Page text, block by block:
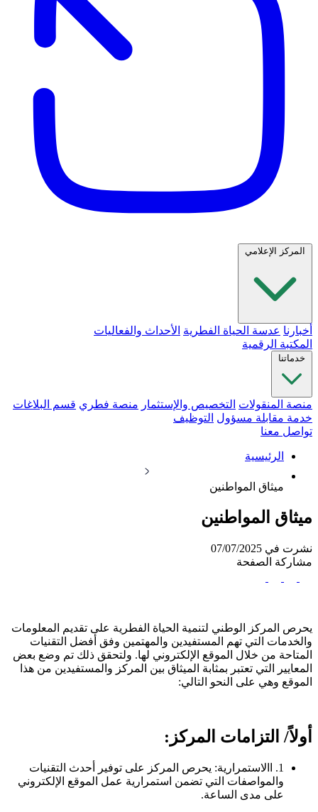
المركز الإعلامي
أخبارنا عدسة الحياة الفطرية الأحداث والفعاليات
المكتبة الرقمية
خدماتنا
منصة المنقولات التخصيص والإستثمار منصة فطري قسم البلاغات
خدمة مقابلة مسؤول التوظيف
تواصل معنا
الرئيسية
ميثاق المواطنين
ميثاق المواطنين
نشرت في 07/07/2025
مشاركة الصفحة
يحرص المركز الوطني لتنمية الحياة الفطرية​ على تقديم المعلومات
والخدمات التي تهم المستفيدين والمهتمين وفق أفضل التقنيات
المتاحة من خلال الموقع الإلكتروني لها. ولتحقق ذلك تم وضع بعض
المعايير التي تعتبر بمثابة الميثاق بين المركز والمستفيدين من هذا
الموقع وهي على النحو التالي:
أولاً/ التزامات المركز:
1. االاستمرارية: يحرص المركز على توفير أحدث التقنيات
والمواصفات التي تضمن استمرارية عمل الموقع الإلكتروني
على مدى الساعة.